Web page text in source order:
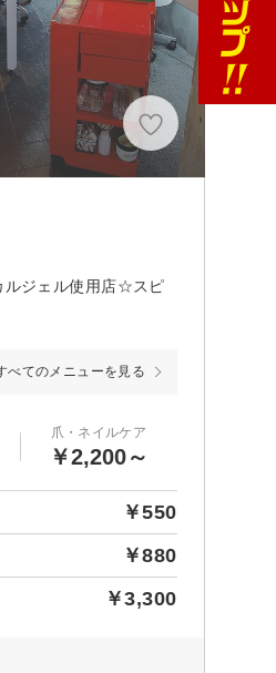
ルジェル使用店☆スピ
べてのメニューを見る
爪・ネイルケア
￥2,200～
￥550
￥880
￥3,300